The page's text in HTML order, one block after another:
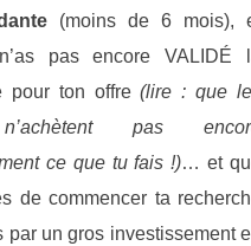
(moins de 6 mois),
pas encore VALIDÉ
pour ton offre(lire : que
pas
ce que tu fais !)… et
de commencer ta
par un gros investissement